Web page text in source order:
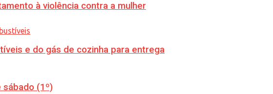
à violência contra a mulher
e do gás de cozinha para entrega
(1º)